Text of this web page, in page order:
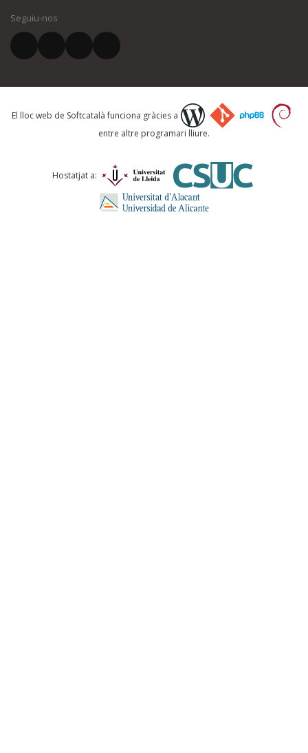
El vostre correu electrònic *
Què proposeu?
Comentari *
Seguiu-nos
El lloc web de Softcatalà funciona gràcies a
entre altre programari lliure.
Hostatjat a: